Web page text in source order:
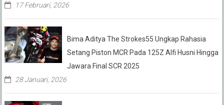
17 Februari, 2026
Bima Aditya The Strokes55 Ungkap Rahasia
Setang Piston MCR Pada 125Z Alfi Husni Hingga
Jawara Final SCR 2025
28 Januari, 2026